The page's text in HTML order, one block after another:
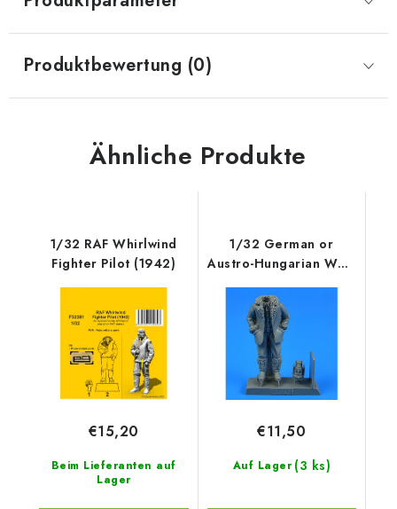
Produktbewertung (0)
Ähnliche Produkte
1/32 RAF Whirlwind
Fighter Pilot (1942)
Beim Lieferanten auf
Lager
€15,20
1/32 German or
Austro-Hungarian WWI
Auf Lager (3 ks)
€11,50